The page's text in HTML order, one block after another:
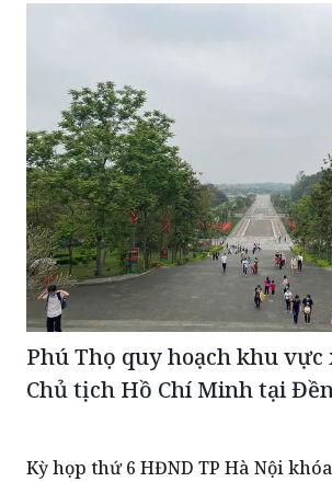
Chủ tịch Hồ Chí Minh tại